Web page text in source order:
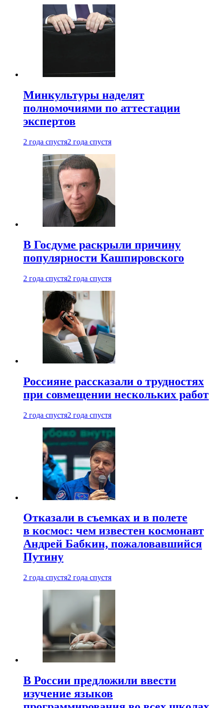
Минкультуры наделят
полномочиями по аттестации
экспертов
2 года спустя2 года спустя
В Госдуме раскрыли причину
популярности Кашпировского
2 года спустя2 года спустя
Россияне рассказали о трудностях
при совмещении нескольких работ
2 года спустя2 года спустя
Отказали в съемках и в полете
в космос: чем известен космонавт
Андрей Бабкин, пожаловавшийся
Путину
2 года спустя2 года спустя
В России предложили ввести
изучение языков